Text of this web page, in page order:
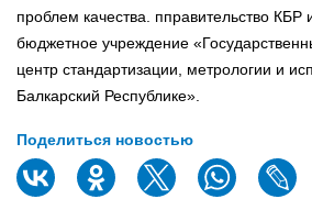
проблем качества. пправительство
бюджетное учреждение
центр стандартизации, метрологии и
Балкарский Республике».
Поделиться новостью